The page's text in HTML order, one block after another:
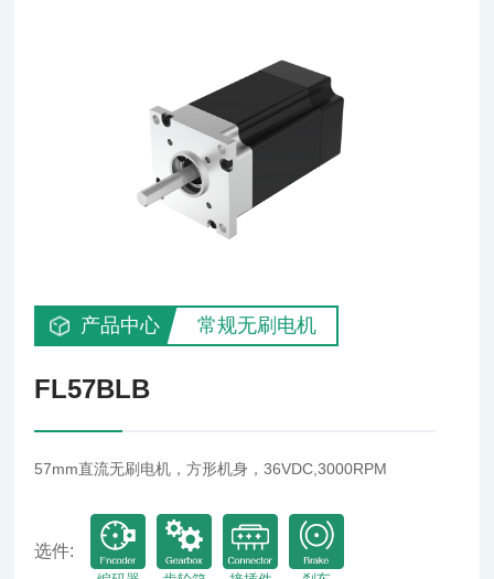
产品中心 常规无刷电机
FL57BLB
57mm直流无刷电机，方形机身，36VDC,3000RPM
选件: